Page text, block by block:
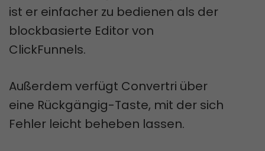
ist er einfacher zu bedienen als der
blockbasierte Editor von
ClickFunnels.
Außerdem verfügt Convertri über
eine Rückgängig-Taste, mit der sich
Fehler leicht beheben lassen.